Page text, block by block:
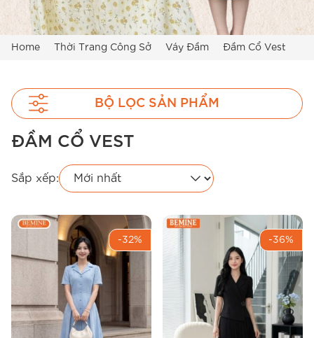
Home Thời Trang Công Sở Váy Đầm Đầm Cổ Vest
BỘ LỌC SẢN PHẨM
ĐẦM CỔ VEST
Sắp xếp:
-32% -36%